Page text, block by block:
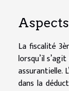
La fiscalité
lorsqu’il
assurantielle.
dans la